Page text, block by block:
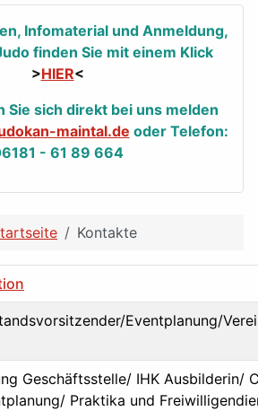
Infomaterial und Anmeldung,
finden Sie mit einem Klick
>HIER<
Sie sich direkt bei uns melden
maintal.de oder Telefon:
- 61 89 664
Kontakte
Eventplanung/
Geschäftsstelle/ IHK Ausbilderin/
Praktika und